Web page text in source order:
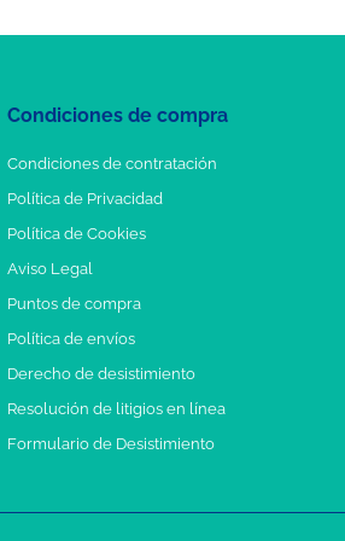
Condiciones de compra
Condiciones de contratación
Política de Privacidad
Política de Cookies
Aviso Legal
Puntos de compra
Política de envíos
Derecho de desistimiento
Resolución de litigios en línea
Formulario de Desistimiento